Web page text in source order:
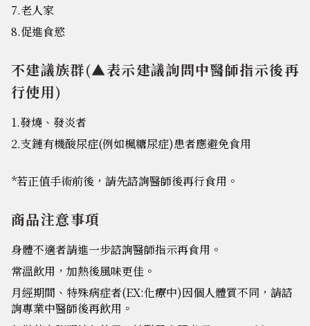
7.老人家
8.促進食慾
不建議族群(▲表示建議詢問中醫師指示後再
行使用)
1.發燒、發炎者
2.支鏈有機酸尿症(例如楓糖尿症)患者應避免食用
*若正值手術前後，請先諮詢醫師後再行食用。
商品注意事項
身體不適者請進一步諮詢醫師指示再食用。
常溫飲用，加熱後風味更佳。
月經期間、特殊病症者(EX:化療中)因個人體質不同，請諮
詢專業中醫師後再飲用。